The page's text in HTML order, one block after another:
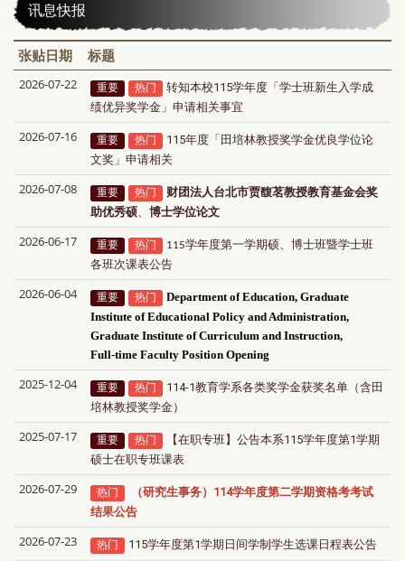
讯息快报
张贴日期 标题
2026-07-22 重要 热门
转知本校115学年度「学士班新生入学成
绩优异奖学金」申请相关事宜
2026-07-16 重要 热门
115年度「田培林教授奖学金优良学位论
文奖」申请相关
2026-07-08 重要 热门
财团法人台北市贾馥茗教授教育基金会奖
助优秀硕、 博士学位论文
2026-06-17 重要 热门 115学年度第一学期硕、博士班暨学士班
各班次课表公告
2026-06-04 重要 热门
Department of Education, Graduate
Institute of Educational Policy and Administration,
Graduate Institute of Curriculum and Instruction,
Full-time Faculty Position Opening
2025-12-04 重要 热门
114-1教育学系各类奖学金获奖名单（含田
培林教授奖学金）
2025-07-17 重要 热门
【在职专班】公告本系115学年度第1学期
硕士在职专班课表
2026-07-29 热门
（研究生事务）114学年度第二学期资格考考试
结果公告
2026-07-23 热门 115学年度第1学期日间学制学生选课日程表公告